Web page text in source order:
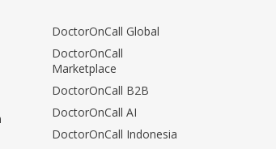
DoctorOnCall Global
DoctorOnCall
Marketplace
DoctorOnCall B2B
DoctorOnCall AI
DoctorOnCall Indonesia